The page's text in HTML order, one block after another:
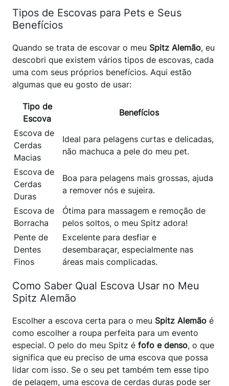
Tipos de Escovas para Pets e Seus
Benefícios
Quando se trata de escovar o meu Spitz Alemão, eu
descobri que existem vários tipos de escovas, cada
uma com seus próprios benefícios. Aqui estão
algumas que eu gosto de usar:
Tipo de
Escova
Benefícios
Escova de
Cerdas
Macias
Ideal para pelagens curtas e delicadas,
não machuca a pele do meu pet.
Escova de
Cerdas
Duras
Boa para pelagens mais grossas, ajuda
a remover nós e sujeira.
Escova de
Borracha
Ótima para massagem e remoção de
pelos soltos, o meu Spitz adora!
Pente de
Dentes
Finos
Excelente para desfiar e
desembaraçar, especialmente nas
áreas mais complicadas.
Como Saber Qual Escova Usar no Meu
Spitz Alemão
Escolher a escova certa para o meu Spitz Alemão é
como escolher a roupa perfeita para um evento
especial. O pelo do meu Spitz é fofo e denso, o que
significa que eu preciso de uma escova que possa
lidar com isso. Se o seu pet também tem esse tipo
de pelagem, uma escova de cerdas duras pode ser